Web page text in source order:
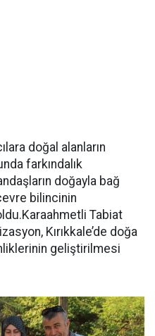
doğal alanların
farkındalık
doğayla bağ
bilincinin
Tabiat
Kırıkkale’de doğa
geliştirilmesi